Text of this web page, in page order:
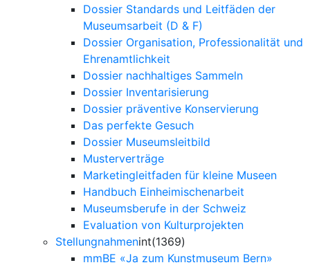
Dossier Standards und Leitfäden der
Museumsarbeit (D & F)
Dossier Organisation, Professionalität und
Ehrenamtlichkeit
Dossier nachhaltiges Sammeln
Dossier Inventarisierung
Dossier präventive Konservierung
Das perfekte Gesuch
Dossier Museumsleitbild
Musterverträge
Marketingleitfaden für kleine Museen
Handbuch Einheimischenarbeit
Museumsberufe in der Schweiz
Evaluation von Kulturprojekten
Stellungnahmenint(1369)
mmBE «Ja zum Kunstmuseum Bern»